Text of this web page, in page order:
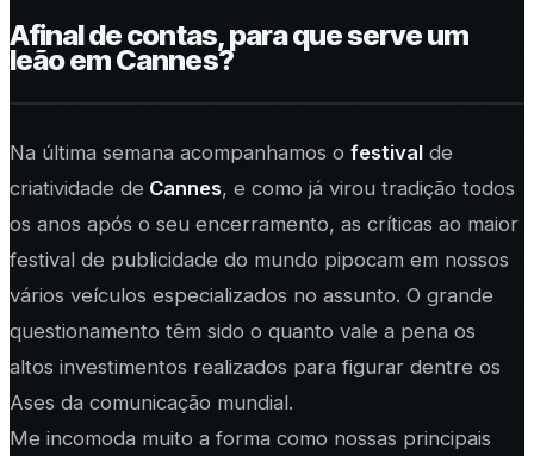
Afinal de contas, para que serve um
leão em Cannes?
Na última semana acompanhamos o festival de
criatividade de Cannes, e como já virou tradição todos
os anos após o seu encerramento, as críticas ao maior
festival de publicidade do mundo pipocam em nossos
vários veículos especializados no assunto. O grande
questionamento têm sido o quanto vale a pena os
altos investimentos realizados para figurar dentre os
Ases da comunicação mundial.
Me incomoda muito a forma como nossas principais